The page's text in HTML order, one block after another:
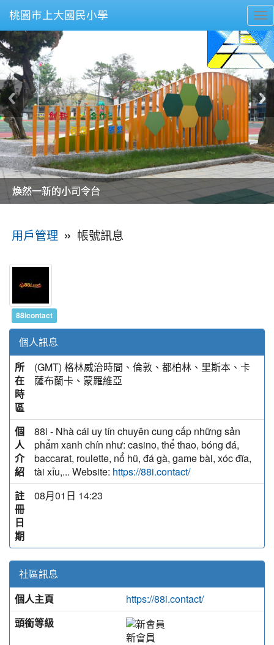
桃園市上大國民小學
美麗的操場是我們活力的來源
美麗的操場是我們活力的來源
煥然一新的小司令台
煥然一新的小司令台
富含桃園埤塘田園風光意象的中廊
富含桃園埤塘田園風光意象的中廊
嶄新的中庭廣場
嶄新的中庭廣場
水生池生生不息
水生池生生不息
用戶管理 » 帳號訊息
88icontact
個人訊息
所
在
時
區
(GMT) 格林威治時間、倫敦、都柏林、里斯本、卡
薩布蘭卡、蒙羅維亞
個
人
介
紹
88i - Nhà cái uy tín chuyên cung cấp những sản
phẩm xanh chín như: casino, thể thao, bóng đá,
baccarat, roulette, nổ hũ, đá gà, game bài, xóc đĩa,
tài xỉu,... Website: https://88i.contact/
註
冊
日
期
08月01日 14:23
社區訊息
個人主頁
https://88i.contact/
頭銜等級
新會員